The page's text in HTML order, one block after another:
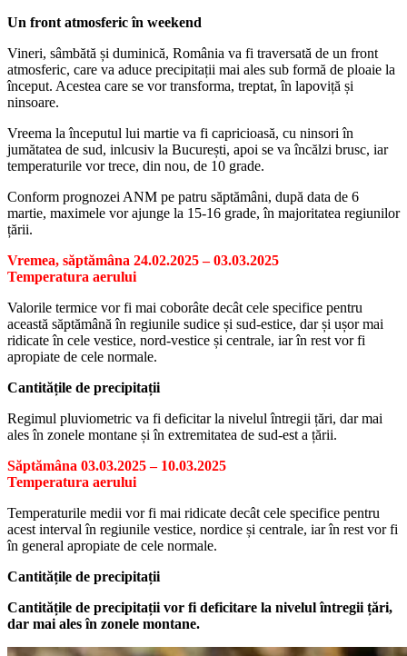
Un front atmosferic în weekend
Vineri, sâmbătă și duminică, România va fi traversată de un front
atmosferic, care va aduce precipitații mai ales sub formă de ploaie la
început. Acestea care se vor transforma, treptat, în lapoviță și
ninsoare.
Vreema la începutul lui martie va fi capricioasă, cu ninsori în
jumătatea de sud, inlcusiv la București, apoi se va încălzi brusc, iar
temperaturile vor trece, din nou, de 10 grade.
Conform prognozei ANM pe patru săptămâni, după data de 6
martie, maximele vor ajunge la 15-16 grade, în majoritatea regiunilor
țării.
Vremea, săptămâna 24.02.2025 – 03.03.2025
Temperatura aerului
Valorile termice vor fi mai coborâte decât cele specifice pentru
această săptămână în regiunile sudice și sud-estice, dar și ușor mai
ridicate în cele vestice, nord-vestice și centrale, iar în rest vor fi
apropiate de cele normale.
Cantitățile de precipitații
Regimul pluviometric va fi deficitar la nivelul întregii țări, dar mai
ales în zonele montane și în extremitatea de sud-est a țării.
Săptămâna 03.03.2025 – 10.03.2025
Temperatura aerului
Temperaturile medii vor fi mai ridicate decât cele specifice pentru
acest interval în regiunile vestice, nordice și centrale, iar în rest vor fi
în general apropiate de cele normale.
Cantitățile de precipitații
Cantitățile de precipitații vor fi deficitare la nivelul întregii țări,
dar mai ales în zonele montane.